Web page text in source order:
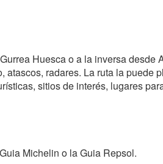
Huesca o a la inversa desde
radares. La ruta la puede
sitios de interés, lugares
Michelin o la Guia Repsol.